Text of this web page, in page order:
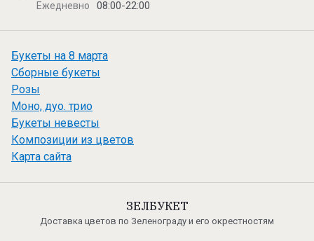
Ежедневно 08:00-22:00
Букеты на 8 марта
Сборные букеты
Розы
Моно, дуо. трио
Букеты невесты
Композиции из цветов
Карта сайта
ЗЕЛБУКЕТ
Доставка цветов по Зеленограду и его окрестностям